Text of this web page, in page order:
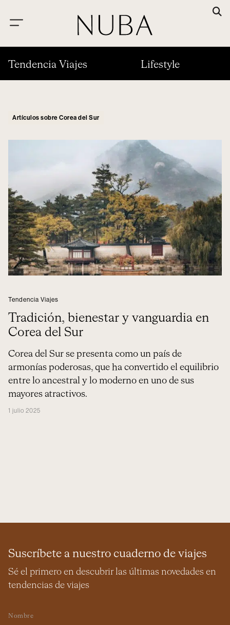
Tendencia Viajes Lifestyle
Artículos sobre Corea del Sur
Tendencia Viajes
Tradición, bienestar y vanguardia en
Corea del Sur
Corea del Sur se presenta como un país de
armonías poderosas, que ha convertido el equilibrio
entre lo ancestral y lo moderno en uno de sus
mayores atractivos.
1 julio 2025
Suscríbete a nuestro cuaderno de viajes
Sé el primero en descubrir las últimas novedades en
tendencias de viajes